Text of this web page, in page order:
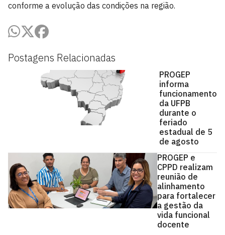
Postagens Relacionadas
PROGEP
informa
funcionamento
da UFPB
durante o
feriado
estadual de 5
de agosto
PROGEP e
CPPD realizam
reunião de
alinhamento
para fortalecer
a gestão da
vida funcional
docente
conforme a evolução das condições na região.